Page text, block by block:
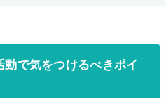
で気をつけるべきポイ